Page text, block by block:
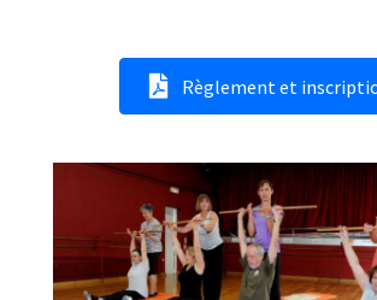
Règlement et